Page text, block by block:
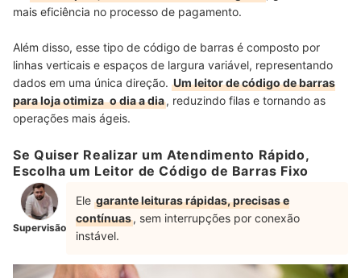
mais eficiência no processo de pagamento.
Além disso, esse tipo de código de barras é composto por
linhas verticais e espaços de largura variável, representando
dados em uma única direção. Um leitor de código de barras
para loja otimiza o dia a dia, reduzindo filas e tornando as
operações mais ágeis.
Se Quiser Realizar um Atendimento Rápido,
Escolha um Leitor de Código de Barras Fixo
Supervisão
Ele garante leituras rápidas, precisas e
contínuas, sem interrupções por conexão
instável.